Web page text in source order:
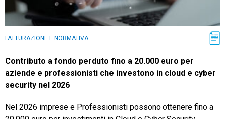
FATTURAZIONE E NORMATIVA
Contributo a fondo perduto fino a 20.000 euro per
aziende e professionisti che investono in cloud e cyber
security nel 2026
Nel 2026 imprese e Professionisti possono ottenere fino a